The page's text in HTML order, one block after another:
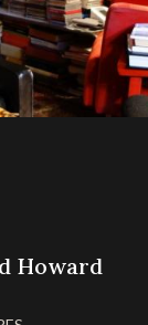
Howard